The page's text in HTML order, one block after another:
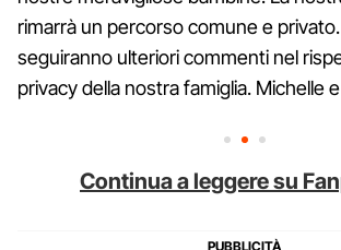
rimarrà un percorso comune e
seguiranno ulteriori commenti nel
privacy della nostra famiglia. Michelle
Continua a leggere su